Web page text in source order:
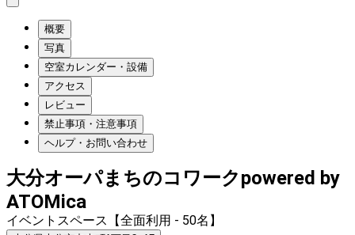
概要
写真
空室カレンダー・設備
アクセス
レビュー
禁止事項・注意事項
ヘルプ・お問い合わせ
大分オーパまちのコワークpowered by
ATOMica
イベントスペース【全面利用 - 50名】